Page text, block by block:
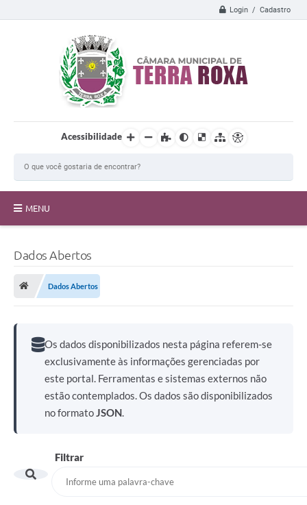
Login / Cadastro
Acessibilidade
MENU
Proposições
O Município
Dados Abertos
Dados Abertos
Os dados disponibilizados nesta página referem-se
exclusivamente às informações gerenciadas por
este portal. Ferramentas e sistemas externos não
estão contemplados. Os dados são disponibilizados
no formatoJSON.
Filtrar